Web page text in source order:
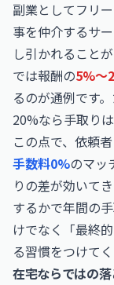
副業としてフリ
事を仲介するサ
し引かれること
では報酬の5%〜
るのが通例です
20%なら手取り
この点で、依頼
手数料0%のマッ
りの差が効いて
するかで年間の
けでなく「最終
る習慣をつけてく
在宅ならではの